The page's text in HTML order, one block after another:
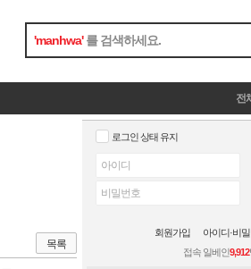
'manhwa'를 검색하세요.
전
목록
로그인 상태 유지
회원가입
아이디·비
접속 일베인9,912